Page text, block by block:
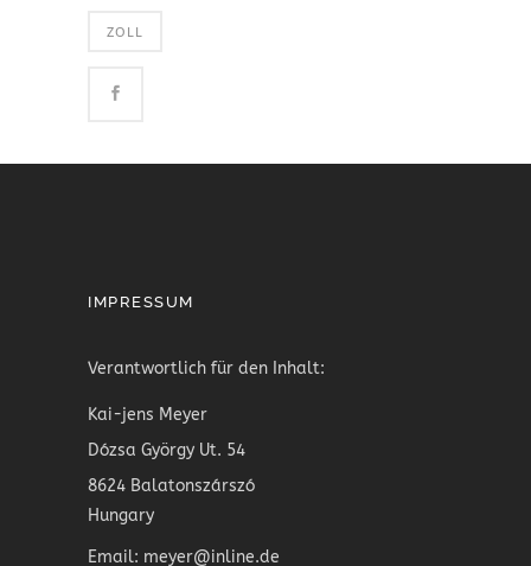
ZOLL
IMPRESSUM
Verantwortlich für den Inhalt:
Kai-jens Meyer
Dózsa György Ut. 54
8624 Balatonszárszó
Hungary
Email: meyer@inline.de